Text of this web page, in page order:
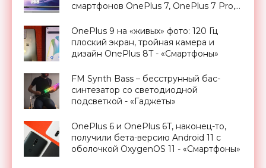
смартфонов OnePlus 7, OnePlus 7 Pro,
«Смартфоны»
OnePlus 9 на «живых» фото: 120 Гц
плоский экран, тройная камера и
дизайн OnePlus 8T - «Смартфоны»
FM Synth Bass – бесструнный бас-
синтезатор со светодиодной
подсветкой - «Гаджеты»
OnePlus 6 и OnePlus 6T, наконец-то,
получили бета-версию Android 11 с
оболочкой OxygenOS 11 - «Смартфоны»